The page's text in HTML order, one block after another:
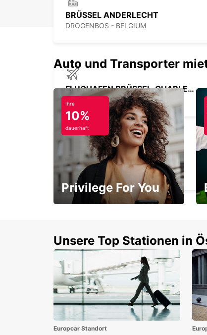
BRÜSSEL ANDERLECHT
DROGENBOS - BELGIUM
FLUGHAFEN BRÜSSEL-CHARLEROI
GOSSELIES - BELGIUM
LILLE VILLENEUVE-D'ASCQ
VILLENEUVE D ASCQ - FRANCE
Auto und Transporter
Ihre
10%
dauerhaft
Privilege For You
Unsere Top Stationen in
Europcar Standort